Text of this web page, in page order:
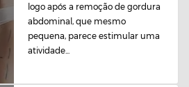
logo após a remoção de gordura
abdominal, que mesmo
pequena, parece estimular uma
atividade...